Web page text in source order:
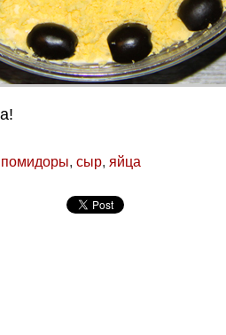
помидоры, сыр, яйца